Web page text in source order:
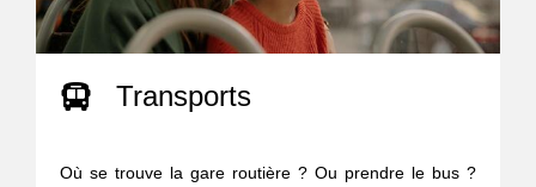
Transports
Où se trouve la gare routière ? Ou prendre le bus ?